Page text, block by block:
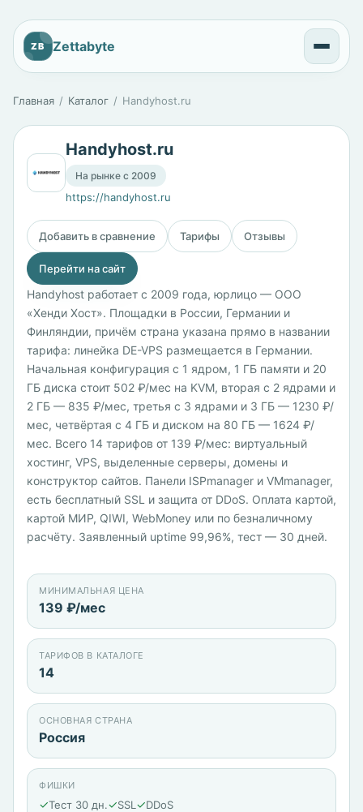
ZB Zettabyte
Главная Каталог Handyhost.ru
Handyhost.ru
На рынке с 2009
https://handyhost.ru
Добавить в сравнение Тарифы Отзывы
Перейти на сайт
Handyhost работает с 2009 года, юрлицо — ООО
«Хенди Хост». Площадки в России, Германии и
Финляндии, причём страна указана прямо в названии
тарифа: линейка DE-VPS размещается в Германии.
Начальная конфигурация с 1 ядром, 1 ГБ памяти и 20
ГБ диска стоит 502 ₽/мес на KVM, вторая с 2 ядрами и
2 ГБ — 835 ₽/мес, третья с 3 ядрами и 3 ГБ — 1230 ₽/
мес, четвёртая с 4 ГБ и диском на 80 ГБ — 1624 ₽/
мес. Всего 14 тарифов от 139 ₽/мес: виртуальный
хостинг, VPS, выделенные серверы, домены и
конструктор сайтов. Панели ISPmanager и VMmanager,
есть бесплатный SSL и защита от DDoS. Оплата картой,
картой МИР, QIWI, WebMoney или по безналичному
расчёту. Заявленный uptime 99,96%, тест — 30 дней.
МИНИМАЛЬНАЯ ЦЕНА
139 ₽/мес
ТАРИФОВ В КАТАЛОГЕ
14
ОСНОВНАЯ СТРАНА
Россия
ФИШКИ
✓Тест 30 дн.✓SSL ✓DDoS